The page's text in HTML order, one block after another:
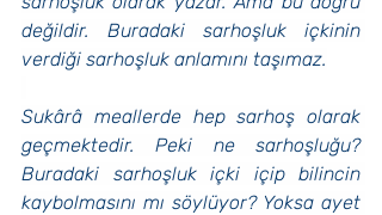
değildir. Buradaki sarhoşluk içkinin
verdiği sarhoşluk anlamını taşımaz.
Sukârâ meallerde hep sarhoş olarak
geçmektedir. Peki ne sarhoşluğu?
Buradaki sarhoşluk içki içip bilincin
kaybolmasını mı söylüyor? Yoksa ayet